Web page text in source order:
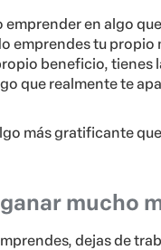
emprender en algo
emprendes tu propio
beneficio, tienes
que realmente te
más gratificante
mucho
dejas de